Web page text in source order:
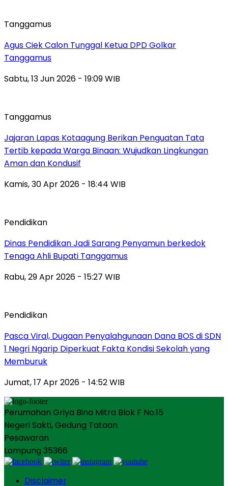
Tanggamus
Agus Ciek Calon Tunggal Ketua DPD Golkar
Tanggamus
Sabtu, 13 Jun 2026 - 19:09 WIB
Tanggamus
Jajaran Lapas Kotaagung Berikan Penguatan Tata
Tertib kepada Warga Binaan: Wujudkan Lingkungan
Aman dan Kondusif
Kamis, 30 Apr 2026 - 18:44 WIB
Pendidikan
Dinas Pendidikan Jadi Sarang Penyamun berkedok
Tenaga Ahli Bupati Tanggamus
Rabu, 29 Apr 2026 - 15:27 WIB
Pendidikan
Pasca Viral, Dugaan Penyalahgunaan Dana BOS di SDN
1 Negri Ngarip Diperkuat Fakta Kondisi Sekolah yang
Memburuk
Jumat, 17 Apr 2026 - 14:52 WIB
Perumahan Griya Bina Mitra Blok F No.15
Negeri Sakti, Gedung Tataan
Pesawaran
Lampung 35366
Disclaimer